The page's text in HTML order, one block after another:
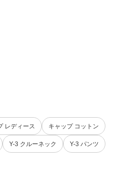
レディース キャップ コットン
Y-3 クルーネック Y-3 パンツ